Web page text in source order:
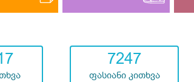
7247
ფასიანი კითხვა